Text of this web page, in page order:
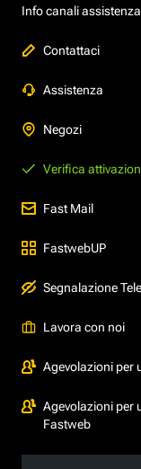
Info canali assistenza
Contattaci
Assistenza
Negozi
Verifica
Fast Mail
FastwebUP
Segnalazione
Lavora con noi
Agevolazioni per
Agevolazioni per
Fastweb